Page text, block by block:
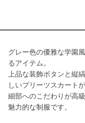
グレー色の優雅な学園
るアイテム。
上品な装飾ボタンと縦
しいプリーツスカート
細部へのこだわりが高
魅力的な制服です。